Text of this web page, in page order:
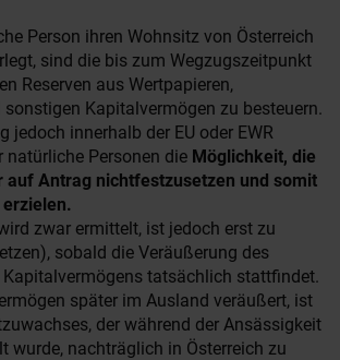
Person ihren Wohnsitz von Österreich
sind die bis zum Wegzugszeitpunkt
Reserven aus Wertpapieren,
Kapitalvermögen zu besteuern.
jedoch innerhalb der EU oder EWR
natürliche Personen die Möglichkeit, die
auf Antrag nichtfestzusetzen und somit
zwar ermittelt, ist jedoch erst zu
sobald die Veräußerung des
tatsächlich stattfindet.
später im Ausland veräußert, ist
der während der Ansässigkeit
wurde, nachträglich in Österreich zu